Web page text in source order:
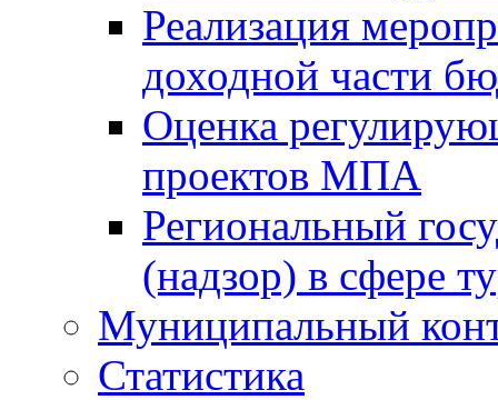
Реализация
доходной части
Оценка
проектов МПА
Региональный
(надзор) в сфере
Муниципальный
Статистика